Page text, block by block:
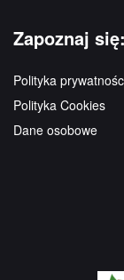
Zapoznaj się:
Polityka
Polityka Cookies
Dane osobowe